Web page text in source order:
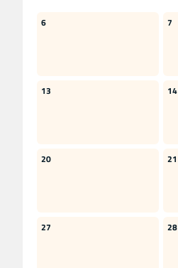
6 7
13 14
20 21
27 28